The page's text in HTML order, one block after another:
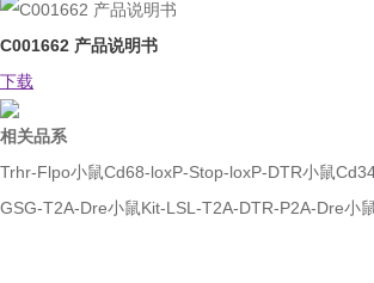
C001662 产品说明书
下载
相关品系
Trhr-Flpo小鼠Cd68-loxP-Stop-loxP-DTR小鼠
GSG-T2A-Dre小鼠Kit-LSL-T2A-DTR-P2A-Dre小